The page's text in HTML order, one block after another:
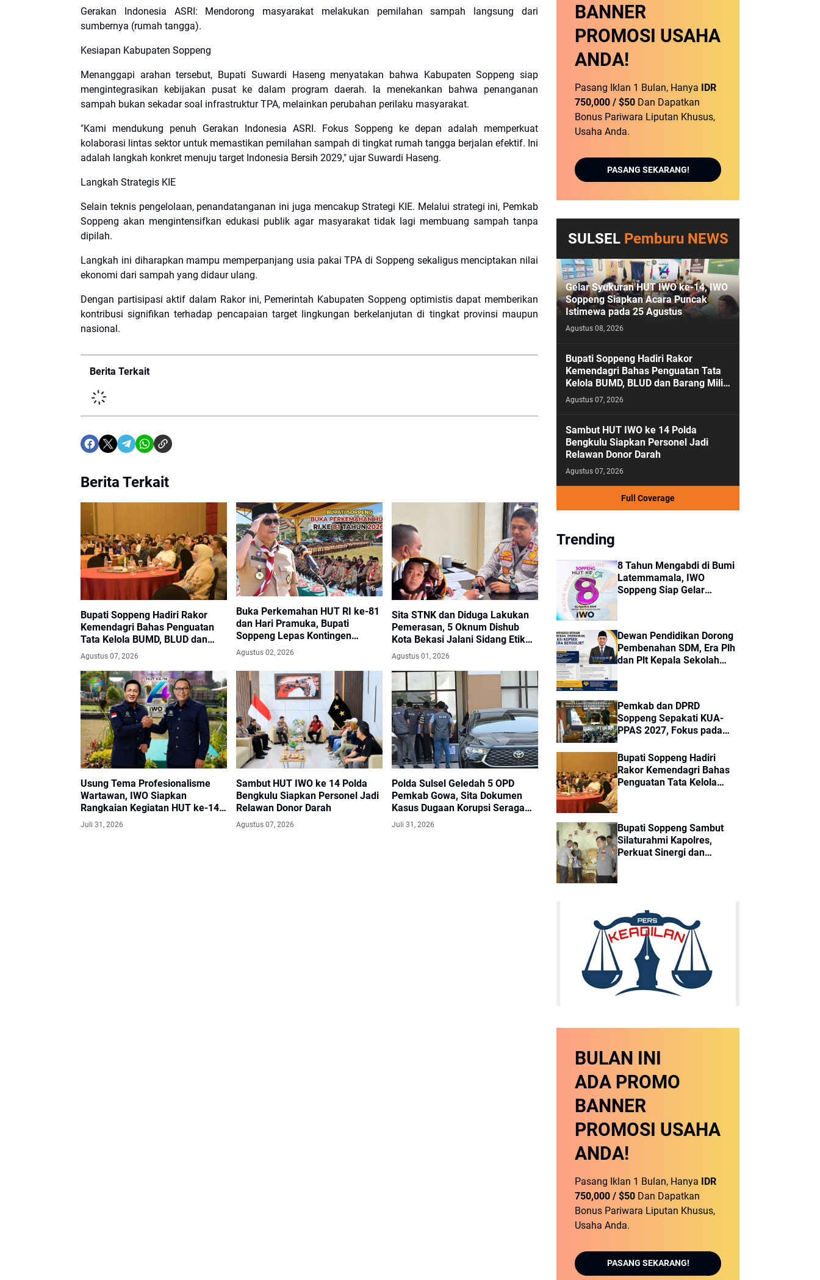
​Gerakan Indonesia ASRI: Mendorong masyarakat melakukan pemilahan sampah langsung dari
sumbernya (rumah tangga).
​Kesiapan Kabupaten Soppeng
​Menanggapi arahan tersebut, Bupati Suwardi Haseng menyatakan bahwa Kabupaten Soppeng siap
mengintegrasikan kebijakan pusat ke dalam program daerah. Ia menekankan bahwa penanganan
sampah bukan sekadar soal infrastruktur TPA, melainkan perubahan perilaku masyarakat.
​"Kami mendukung penuh Gerakan Indonesia ASRI. Fokus Soppeng ke depan adalah memperkuat
kolaborasi lintas sektor untuk memastikan pemilahan sampah di tingkat rumah tangga berjalan efektif. Ini
adalah langkah konkret menuju target Indonesia Bersih 2029," ujar Suwardi Haseng.
​Langkah Strategis KIE
​Selain teknis pengelolaan, penandatanganan ini juga mencakup Strategi KIE. Melalui strategi ini, Pemkab
Soppeng akan mengintensifkan edukasi publik agar masyarakat tidak lagi membuang sampah tanpa
dipilah.
Langkah ini diharapkan mampu memperpanjang usia pakai TPA di Soppeng sekaligus menciptakan nilai
ekonomi dari sampah yang didaur ulang.
​Dengan partisipasi aktif dalam Rakor ini, Pemerintah Kabupaten Soppeng optimistis dapat memberikan
kontribusi signifikan terhadap pencapaian target lingkungan berkelanjutan di tingkat provinsi maupun
nasional.
Berita Terkait
Berita Terkait
Bupati Soppeng Hadiri Rakor
Kemendagri Bahas Penguatan
Tata Kelola BUMD, BLUD dan
Barang Milik Daerah
Agustus 07, 2026
Buka Perkemahan HUT RI ke-81
dan Hari Pramuka, Bupati
Soppeng Lepas Kontingen
Jamnas XII ke Cibubur
Agustus 02, 2026
Sita STNK dan Diduga Lakukan
Pemerasan, 5 Oknum Dishub
Kota Bekasi Jalani Sidang Etik
Terancam Sangsi PTDH
Agustus 01, 2026
Usung Tema Profesionalisme
Wartawan, IWO Siapkan
Rangkaian Kegiatan HUT ke-14
di Bengkulu
Juli 31, 2026
Sambut HUT IWO ke 14 Polda
Bengkulu Siapkan Personel Jadi
Relawan Donor Darah
Agustus 07, 2026
Polda Sulsel Geledah 5 OPD
Pemkab Gowa, Sita Dokumen
Kasus Dugaan Korupsi Seragam
Sekolah 16 Miliar
Juli 31, 2026
BANNER
PROMOSI USAHA
ANDA!
Pasang Iklan 1 Bulan, Hanya
IDR
750,000 / $50 Dan Dapatkan
Bonus Pariwara Liputan Khusus,
Usaha Anda.
PASANG SEKARANG!
SULSEL Pemburu NEWS
Gelar Syukuran HUT IWO ke-14, IWO
Soppeng Siapkan Acara Puncak
Istimewa pada 25 Agustus
Agustus 08, 2026
Bupati Soppeng Hadiri Rakor
Kemendagri Bahas Penguatan Tata
Kelola BUMD, BLUD dan Barang Milik
Daerah
Agustus 07, 2026
Sambut HUT IWO ke 14 Polda
Bengkulu Siapkan Personel Jadi
Relawan Donor Darah
Agustus 07, 2026
Full Coverage
Trending
8 Tahun Mengabdi di Bumi
Latemmamala, IWO
Soppeng Siap Gelar
Dewan Pendidikan Dorong
Pembenahan SDM, Era Plh
dan Plt Kepala Sekolah
Pemkab dan DPRD
Soppeng Sepakati KUA-
PPAS 2027, Fokus pada
Publik
Bupati Soppeng Hadiri
Rakor Kemendagri Bahas
Penguatan Tata Kelola
Bupati Soppeng Sambut
Silaturahmi Kapolres,
Perkuat Sinergi dan
BULAN INI
ADA PROMO
BANNER
PROMOSI USAHA
ANDA!
Pasang Iklan 1 Bulan, Hanya IDR
750,000 / $50 Dan Dapatkan
Bonus Pariwara Liputan Khusus,
Usaha Anda.
PASANG SEKARANG!